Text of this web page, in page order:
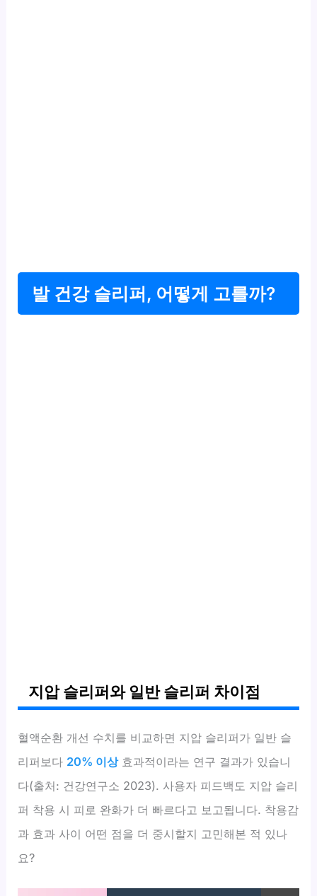
발 건강 슬리퍼, 어떻게 고를까?
지압 슬리퍼와 일반 슬리퍼 차이점
혈액순환 개선 수치를 비교하면 지압 슬리퍼가 일반 슬
리퍼보다 20% 이상효과적이라는 연구 결과가 있습니
다(출처: 건강연구소 2023). 사용자 피드백도 지압 슬리
퍼 착용 시 피로 완화가 더 빠르다고 보고됩니다. 착용감
과 효과 사이 어떤 점을 더 중시할지 고민해본 적 있나
요?